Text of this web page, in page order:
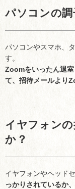
パソコンの
パソコンやスマホ、
す。
Zoomをいったん退
て、招待メールより
イヤフォン
か？
イヤフォンやヘッド
っかりされているか